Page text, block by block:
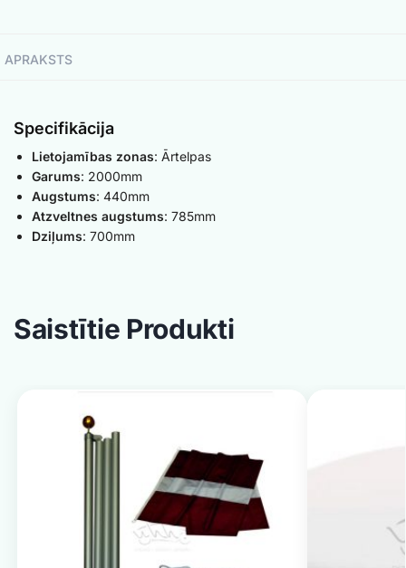
APRAKSTS
Specifikācija
Lietojamības zonas: Ārtelpas
Garums: 2000mm
Augstums: 440mm
Atzveltnes augstums: 785mm
Dziļums: 700mm
Saistītie Produkti